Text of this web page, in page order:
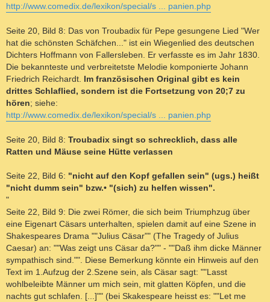
http://www.comedix.de/lexikon/special/s ... panien.php
Seite 20, Bild 8: Das von Troubadix für Pepe gesungene Lied "Wer
hat die schönsten Schäfchen..." ist ein Wiegenlied des deutschen
Dichters Hoffmann von Fallersleben. Er verfasste es im Jahr 1830.
Die bekannteste und verbreitetste Melodie komponierte Johann
Friedrich Reichardt. Im französischen Original gibt es kein
drittes Schlaflied, sondern ist die Fortsetzung von 20;7 zu
hören; siehe:
http://www.comedix.de/lexikon/special/s ... panien.php
Seite 20, Bild 8: Troubadix singt so schrecklich, dass alle
Ratten und Mäuse seine Hütte verlassen
Seite 22, Bild 6: "nicht auf den Kopf gefallen sein" (ugs.) heißt
"nicht dumm sein" bzw.• "(sich) zu helfen wissen".
"
Seite 22, Bild 9: Die zwei Römer, die sich beim Triumphzug über
eine Eigenart Cäsars unterhalten, spielen damit auf eine Szene in
Shakespeares Drama ""Julius Cäsar"" (The Tragedy of Julius
Caesar) an: ""Was zeigt uns Cäsar da?"" - ""Daß ihm dicke Männer
sympathisch sind."". Diese Bemerkung könnte ein Hinweis auf den
Text im 1.Aufzug der 2.Szene sein, als Cäsar sagt: ""Lasst
wohlbeleibte Männer um mich sein, mit glatten Köpfen, und die
nachts gut schlafen. [...]"" (bei Skakespeare heisst es: ""Let me